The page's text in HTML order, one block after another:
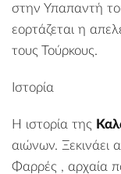
στην Υπαπαντή
εορτάζεται η
τους Τούρκους.
Ιστορία
Η ιστορία της
αιώνων. Ξεκινάει
Φαρρές , αρχαία